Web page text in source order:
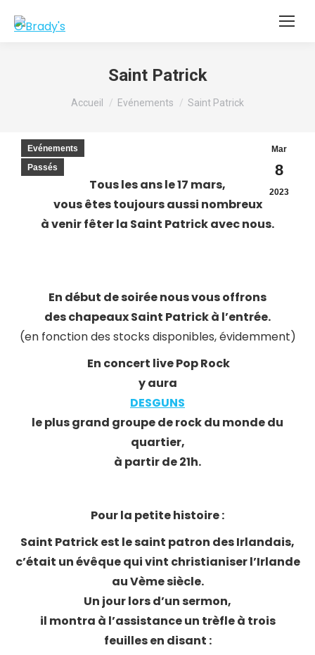
Saint Patrick
Vous êtes ici :
Accueil Evénements Saint Patrick
Mar
8
2023
Evénements
Passés
Tous les ans le 17 mars,
vous êtes toujours aussi nombreux
à venir fêter la Saint Patrick avec nous.
En début de soirée nous vous offrons
des chapeaux Saint Patrick à l’entrée.
(en fonction des stocks disponibles, évidemment)
En concert live Pop Rock
y aura
DESGUNS
le plus grand groupe de rock du monde du
quartier,
à partir de 21h.
Pour la petite histoire :
Saint Patrick est le saint patron des Irlandais,
c’était un évêque qui vint christianiser l’Irlande
au Vème siècle.
Un jour lors d’un sermon,
il montra à l’assistance un trèfle à trois
feuilles en disant :